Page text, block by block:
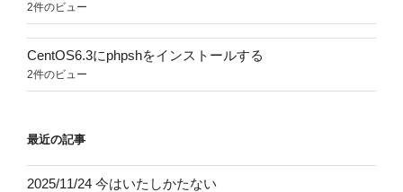
2件のビュー
CentOS6.3にphpshをインストールする
2件のビュー
最近の記事
2025/11/24 今はいたしかたない